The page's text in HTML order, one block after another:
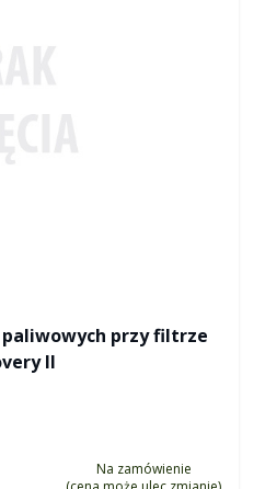
przy filtrze
II
Na zamówienie